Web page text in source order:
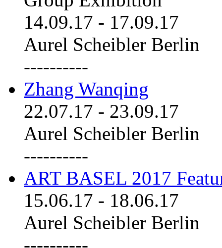
14.09.17 - 17.09.17
Aurel Scheibler Berlin
----------
Zhang Wanqing
22.07.17 - 23.09.17
Aurel Scheibler Berlin
----------
ART BASEL 2017
15.06.17 - 18.06.17
Aurel Scheibler Berlin